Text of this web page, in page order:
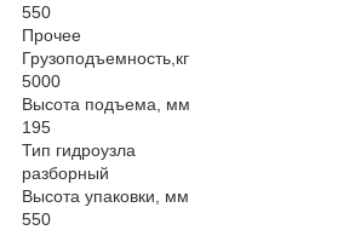
550
Прочее
Грузоподъемность,кг
5000
Высота подъема, мм
195
Тип гидроузла
разборный
Высота упаковки, мм
550